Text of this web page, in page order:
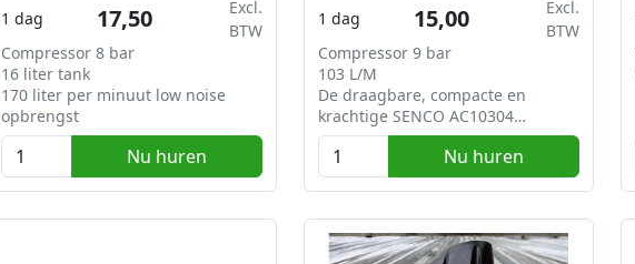
1 dag 17,50
Excl.
BTW
Compressor 8 bar
16 liter tank
170 liter per minuut low noise
opbrengst
Nu huren
1 dag 15,00
Excl.
BTW
Compressor 9 bar
103 L/M
De draagbare, compacte en
krachtige SENCO AC10304
compressor is de ideale olievrije
compressor met een laag
geluidsniveau voor
gevelbekledingen. Door het
verminderde geluidsniveau kunt u
Nu huren